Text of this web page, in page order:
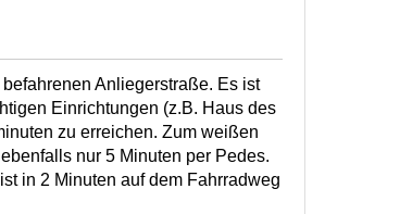
Anliegerstraße. Es ist
Einrichtungen (z.B. Haus des
zu erreichen. Zum weißen
nur 5 Minuten per Pedes.
in 2 Minuten auf dem Fahrradweg